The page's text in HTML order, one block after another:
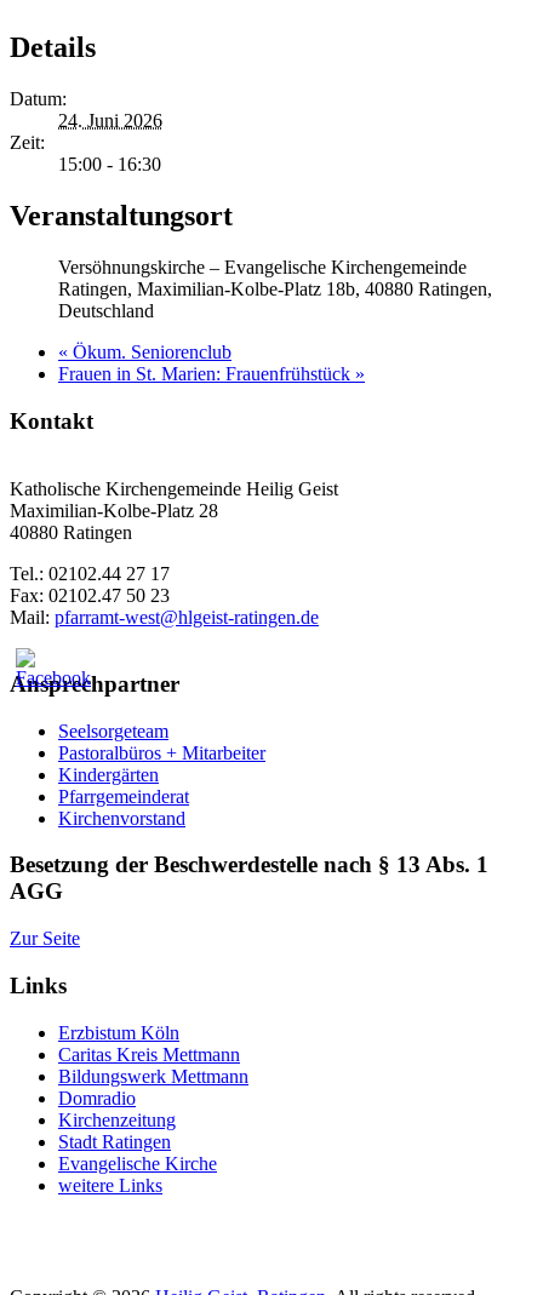
Details
Datum:
24. Juni 2026
Zeit:
15:00 - 16:30
Veranstaltungsort
Versöhnungskirche – Evangelische Kirchengemeinde
Ratingen, Maximilian-Kolbe-Platz 18b, 40880 Ratingen,
Deutschland
« Ökum. Seniorenclub
Frauen in St. Marien: Frauenfrühstück »
Kontakt
Katholische Kirchengemeinde Heilig Geist
Maximilian-Kolbe-Platz 28
40880 Ratingen
Tel.: 02102.44 27 17
Fax: 02102.47 50 23
Mail: pfarramt-west@hlgeist-ratingen.de
Ansprechpartner
Seelsorgeteam
Pastoralbüros + Mitarbeiter
Kindergärten
Pfarrgemeinderat
Kirchenvorstand
Besetzung der Beschwerdestelle nach § 13 Abs. 1
AGG
Zur Seite
Links
Erzbistum Köln
Caritas Kreis Mettmann
Bildungswerk Mettmann
Domradio
Kirchenzeitung
Stadt Ratingen
Evangelische Kirche
weitere Links